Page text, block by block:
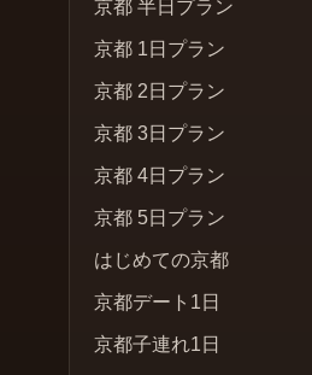
京都 半日プラン
京都 1日プラン
京都 2日プラン
京都 3日プラン
京都 4日プラン
京都 5日プラン
はじめての京都
京都デート1日
京都子連れ1日